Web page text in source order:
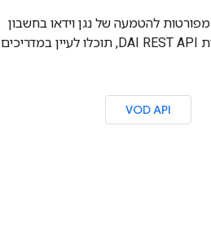
להטמעה של נגן וידאו בחשבון
הלקוח, באמצעות DAI REST API, תוכלו לעיין במדריכים
VOD API